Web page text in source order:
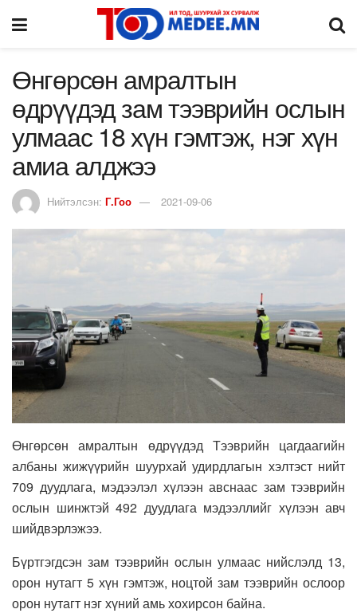
Өнгөрсөн амралтын
өдрүүдэд зам тээврийн ослын
улмаас 18 хүн гэмтэж, нэг хүн
амиа алджээ
Нийтэлсэн: Г.Гоо 2021-09-06
Өнгөрсөн амралтын өдрүүдэд Тээврийн цагдаагийн
албаны жижүүрийн шуурхай удирдлагын хэлтэст нийт
709 дуудлага, мэдээлэл хүлээн авснаас зам тээврийн
ослын шинжтэй 492 дуудлага мэдээллийг хүлээн авч
шийдвэрлэжээ.
Бүртгэгдсэн зам тээврийн ослын улмаас нийслэлд 13,
орон нутагт 5 хүн гэмтэж, ноцтой зам тээврийн ослоор
орон нутагт нэг хүний амь хохирсон байна.